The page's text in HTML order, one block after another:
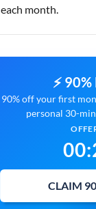
each month.
⚡
90% off your first
personal 30-
00:
CLAIM